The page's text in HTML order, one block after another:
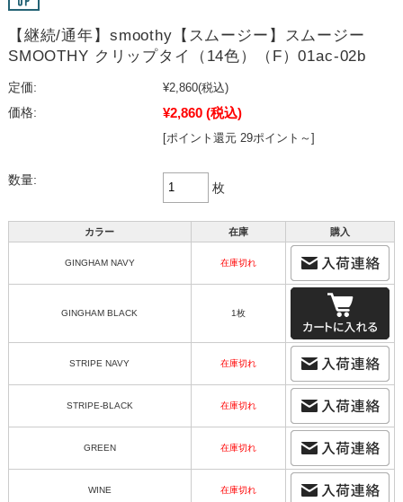
【継続/通年】smoothy【スムージー】スムージー
SMOOTHY クリップタイ（14色）（F）01ac-02b
定価: ¥2,860(税込)
価格:
¥2,860 (税込)
[ポイント還元 29ポイント～]
数量:
枚
カラー 在庫 購入
GINGHAM NAVY 在庫切れ
GINGHAM BLACK 1枚
STRIPE NAVY 在庫切れ
STRIPE-BLACK 在庫切れ
GREEN 在庫切れ
WINE 在庫切れ